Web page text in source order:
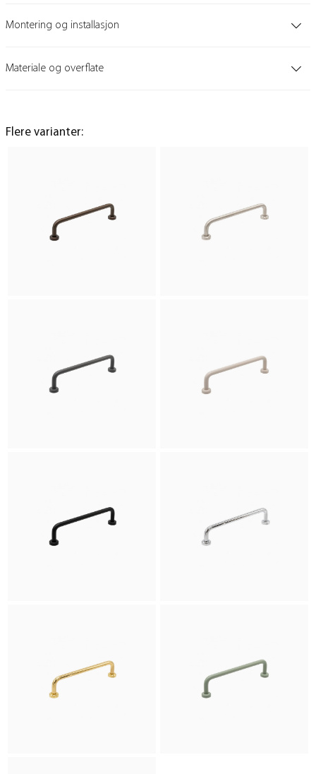
Montering og installasjon
Materiale og overflate
Flere varianter: